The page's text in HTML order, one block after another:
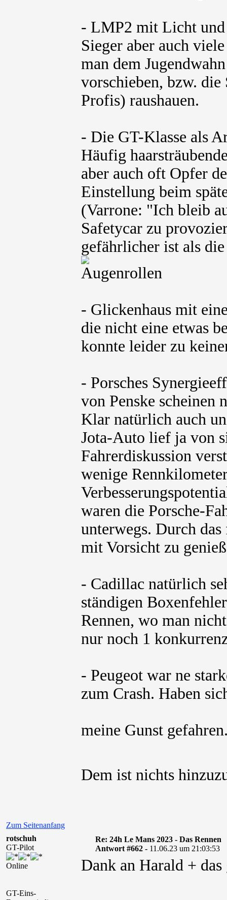
- LMP2 mit Licht und
Sieger aber auch
man dem
vorschieben, bzw.
Profis) raushauen.
- Die GT-Klasse als
Häufig
aber auch oft Opfer
Einstellung beim
(Varrone: "Ich bleib
Safetycar zu
gefährlicher ist als
- Glickenhaus mit
die nicht eine etwas
konnte leider zu
- Porsches
von Penske
Klar natürlich auch
Jota-Auto lief ja von
Fahrerdiskussion
wenige
waren die Porsche-
unterwegs. Durch
mit Vorsicht zu
- Cadillac natürlich
ständigen
Rennen, wo man
nur noch 1
- Peugeot war ne
zum Crash. Haben
meine Gunst
Dem ist nichts
Zum Seitenanfang
rotschuh
GT-Pilot
Online
GT-Eins-
Re: 24h Le Mans 2023 - Das Rennen
Antwort #662 - 11.06.23 um 21:03:53
Dank an Harald + das